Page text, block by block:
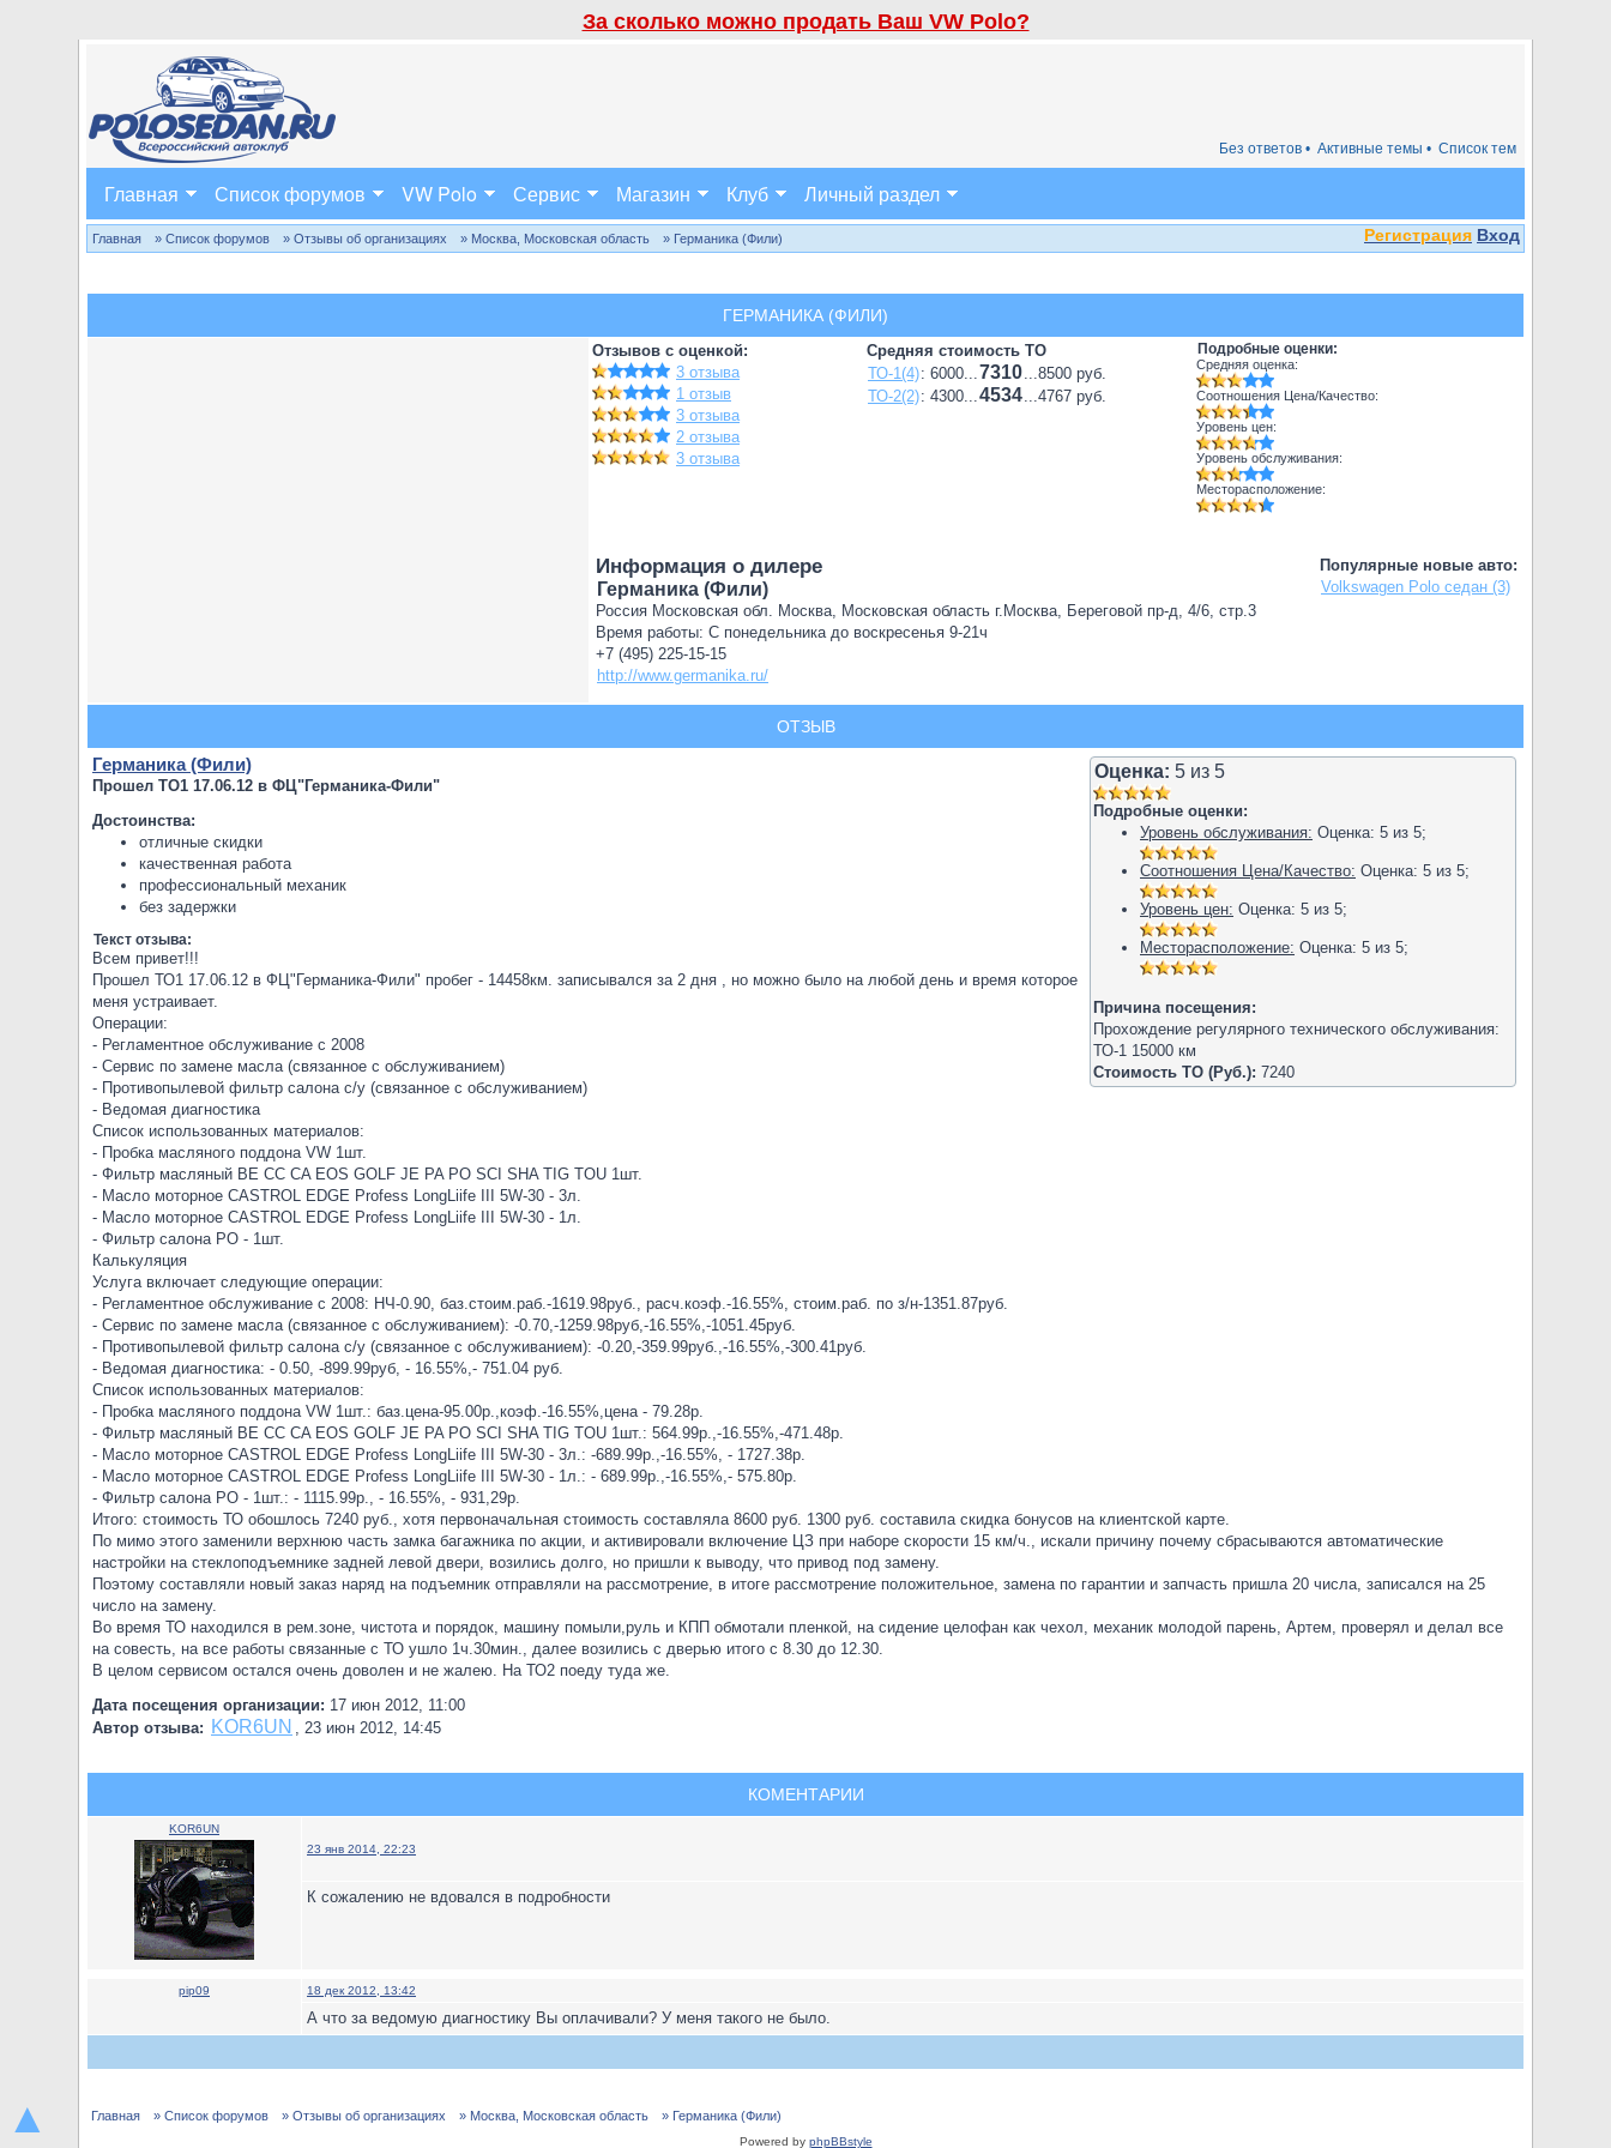
▲
За сколько можно продать Ваш VW Polo?
Список тем
Активные темы •
Без ответов •
Главная Список форумов VW Polo Сервис Магазин Клуб Личный раздел
Регистрация Вход
Главная » Список форумов » Отзывы об организациях » Москва, Московская область » Германика (Фили)
ГЕРМАНИКА (ФИЛИ)
Отзывов с оценкой:
3 отзыва
1 отзыв
3 отзыва
2 отзыва
3 отзыва
Средняя стоимость ТО
ТО-1(4): 6000...7310...8500 руб.
ТО-2(2): 4300...4534...4767 руб.
Подробные оценки:
Средняя оценка:
Соотношения Цена/Качество:
Уровень цен:
Уровень обслуживания:
Месторасположение:
Популярные новые авто:
Volkswagen Polo седан (3)
Информация о дилере
Германика (Фили)
Россия Московская обл. Москва, Московская область г.Москва, Береговой пр-д, 4/6, стр.3
Время работы: С понедельника до воскресенья 9-21ч
+7 (495) 225-15-15
http://www.germanika.ru/
ОТЗЫВ
Оценка: 5 из 5
Подробные оценки:
Уровень обслуживания: Оценка: 5 из 5;
Соотношения Цена/Качество: Оценка: 5 из 5;
Уровень цен: Оценка: 5 из 5;
Месторасположение: Оценка: 5 из 5;
Причина посещения:
Прохождение регулярного технического обслуживания:
ТО-1 15000 км
Стоимость ТО (Руб.): 7240
Германика (Фили)
Прошел ТО1 17.06.12 в ФЦ"Германика-Фили"
Достоинства:
отличные скидки
качественная работа
профессиональный механик
без задержки
Текст отзыва:
Всем привет!!!
Прошел ТО1 17.06.12 в ФЦ"Германика-Фили" пробег - 14458км. записывался за 2 дня , но можно было на любой день и время которое
меня устраивает.
Операции:
- Регламентное обслуживание с 2008
- Сервис по замене масла (связанное с обслуживанием)
- Противопылевой фильтр салона с/у (связанное с обслуживанием)
- Ведомая диагностика
Список использованных материалов:
- Пробка масляного поддона VW 1шт.
- Фильтр масляный ВЕ СС CA EOS GOLF JE PA PO SCI SHA TIG TOU 1шт.
- Масло моторное CASTROL EDGE Profess LongLiife III 5W-30 - 3л.
- Масло моторное CASTROL EDGE Profess LongLiife III 5W-30 - 1л.
- Фильтр салона PO - 1шт.
Калькуляция
Услуга включает следующие операции:
- Регламентное обслуживание с 2008: НЧ-0.90, баз.стоим.раб.-1619.98руб., расч.коэф.-16.55%, стоим.раб. по з/н-1351.87руб.
- Сервис по замене масла (связанное с обслуживанием): -0.70,-1259.98руб,-16.55%,-1051.45руб.
- Противопылевой фильтр салона с/у (связанное с обслуживанием): -0.20,-359.99руб.,-16.55%,-300.41руб.
- Ведомая диагностика: - 0.50, -899.99руб, - 16.55%,- 751.04 руб.
Список использованных материалов:
- Пробка масляного поддона VW 1шт.: баз.цена-95.00р.,коэф.-16.55%,цена - 79.28р.
- Фильтр масляный ВЕ СС CA EOS GOLF JE PA PO SCI SHA TIG TOU 1шт.: 564.99р.,-16.55%,-471.48р.
- Масло моторное CASTROL EDGE Profess LongLiife III 5W-30 - 3л.: -689.99р.,-16.55%, - 1727.38р.
- Масло моторное CASTROL EDGE Profess LongLiife III 5W-30 - 1л.: - 689.99р.,-16.55%,- 575.80р.
- Фильтр салона PO - 1шт.: - 1115.99р., - 16.55%, - 931,29р.
Итого: стоимость ТО обошлось 7240 руб., хотя первоначальная стоимость составляла 8600 руб. 1300 руб. составила скидка бонусов на клиентской карте.
По мимо этого заменили верхнюю часть замка багажника по акции, и активировали включение ЦЗ при наборе скорости 15 км/ч., искали причину почему сбрасываются автоматические
настройки на стеклоподъемнике задней левой двери, возились долго, но пришли к выводу, что привод под замену.
Поэтому составляли новый заказ наряд на подъемник отправляли на рассмотрение, в итоге рассмотрение положительное, замена по гарантии и запчасть пришла 20 числа, записался на 25
число на замену.
Во время ТО находился в рем.зоне, чистота и порядок, машину помыли,руль и КПП обмотали пленкой, на сидение целофан как чехол, механик молодой парень, Артем, проверял и делал все
на совесть, на все работы связанные с ТО ушло 1ч.30мин., далее возились с дверью итого с 8.30 до 12.30.
В целом сервисом остался очень доволен и не жалею. На ТО2 поеду туда же.
Дата посещения организации: 17 июн 2012, 11:00
Автор отзыва: KOR6UN , 23 июн 2012, 14:45
КОМЕНТАРИИ
KOR6UN
23 янв 2014, 22:23
К сожалению не вдовался в подробности
pip09 18 дек 2012, 13:42
А что за ведомую диагностику Вы оплачивали? У меня такого не было.
Главная » Список форумов » Отзывы об организациях » Москва, Московская область » Германика (Фили)
Powered by phpBBstyle